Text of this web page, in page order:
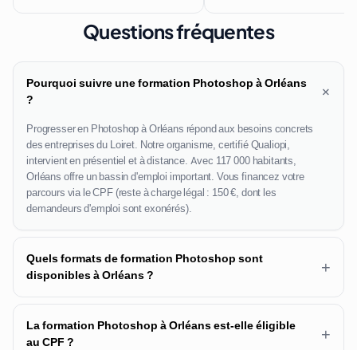
Questions fréquentes
Pourquoi suivre une formation Photoshop à Orléans
?
+
Progresser en Photoshop à Orléans répond aux besoins concrets
des entreprises du Loiret. Notre organisme, certifié Qualiopi,
intervient en présentiel et à distance. Avec 117 000 habitants,
Orléans offre un bassin d'emploi important. Vous financez votre
parcours via le CPF (reste à charge légal : 150 €, dont les
demandeurs d'emploi sont exonérés).
Quels formats de formation Photoshop sont
disponibles à Orléans ?
+
La formation Photoshop à Orléans est-elle éligible
au CPF ?
+